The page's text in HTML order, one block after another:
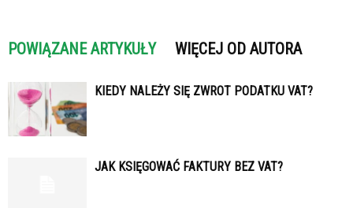
POWIĄZANE ARTYKUŁY WIĘCEJ OD AUTORA
KIEDY NALEŻY SIĘ ZWROT PODATKU VAT?
JAK KSIĘGOWAĆ FAKTURY BEZ VAT?